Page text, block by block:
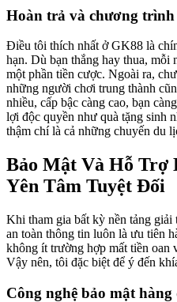
Hoàn trả và chương
Điều tôi thích nhất ở GK88 là
hạn. Dù bạn thắng hay thua, mỗi
một phần tiền cược. Ngoài ra,
những người chơi trung thành
nhiều, cấp bậc càng cao, bạn
lợi độc quyền như quà tặng sinh
thậm chí là cả những chuyến du
Bảo Mật Và Hỗ Trợ
Yên Tâm Tuyệt Đối
Khi tham gia bất kỳ nền tảng giải
an toàn thông tin luôn là ưu tiên
không ít trường hợp mất tiền oan
Vậy nên, tôi đặc biệt để ý đến
Công nghệ bảo mật hàng